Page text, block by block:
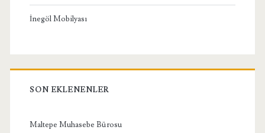
İnegöl Mobilyası
SON EKLENENLER
Maltepe Muhasebe Bürosu